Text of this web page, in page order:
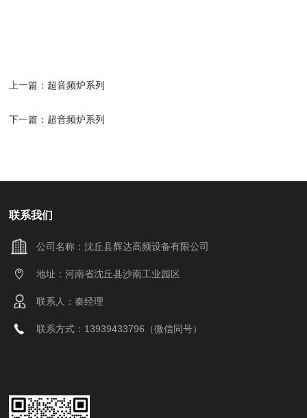
上一篇： 超音频炉系列
下一篇： 超音频炉系列
联系我们
公司名称：沈丘县辉达高频设备有限公司
地址：河南省沈丘县沙南工业园区
联系人：秦经理
联系方式：13939433796（微信同号）